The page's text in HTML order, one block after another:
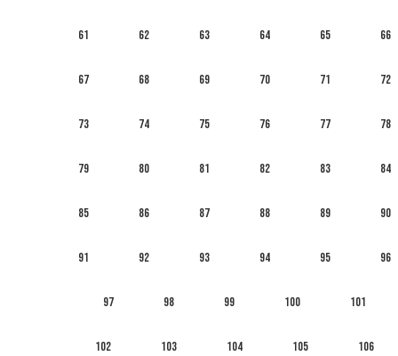
61 62 63 64 65 66
67 68 69 70 71 72
73 74 75 76 77 78
79 80 81 82 83 84
85 86 87 88 89 90
91 92 93 94 95 96
97 98 99 100 101
102 103 104 105 106